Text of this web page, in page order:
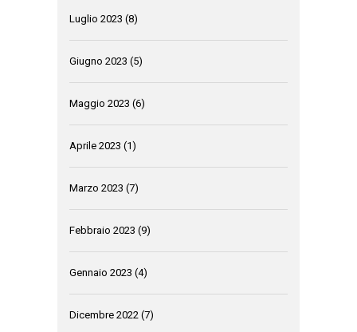
Luglio 2023 (8)
Giugno 2023 (5)
Maggio 2023 (6)
Aprile 2023 (1)
Marzo 2023 (7)
Febbraio 2023 (9)
Gennaio 2023 (4)
Dicembre 2022 (7)